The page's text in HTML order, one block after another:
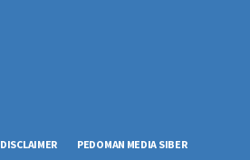
DISCLAIMER
PEDOMAN MEDIA SIBER